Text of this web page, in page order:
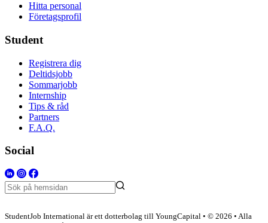
Hitta personal
Företagsprofil
Student
Registrera dig
Deltidsjobb
Sommarjobb
Internship
Tips & råd
Partners
F.A.Q.
Social
StudentJob International är ett dotterbolag till YoungCapital • © 2026 • Alla